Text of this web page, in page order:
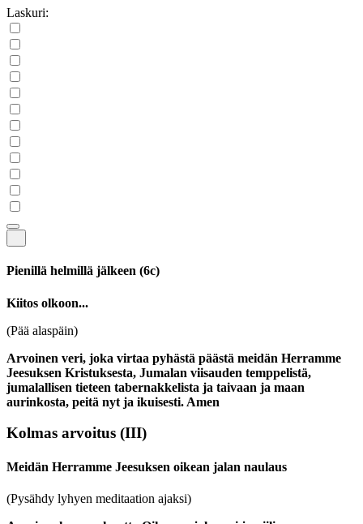
Laskuri:
Pienillä helmillä jälkeen (6c)
Kiitos olkoon...
(Pää alaspäin)
Arvoinen veri, joka virtaa pyhästä päästä meidän Herramme
Jeesuksen Kristuksesta, Jumalan viisauden temppelistä,
jumalallisen tieteen tabernakkelista ja taivaan ja maan
aurinkosta, peitä nyt ja ikuisesti. Amen
Kolmas arvoitus (III)
Meidän Herramme Jeesuksen oikean jalan naulaus
(Pysähdy lyhyen meditaation ajaksi)